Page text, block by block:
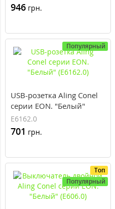
946 грн.
Популярный
USB-розетка Aling Conel
серии EON. "Белый"
(E6162.0)
E6162.0
701 грн.
Топ
Популярный